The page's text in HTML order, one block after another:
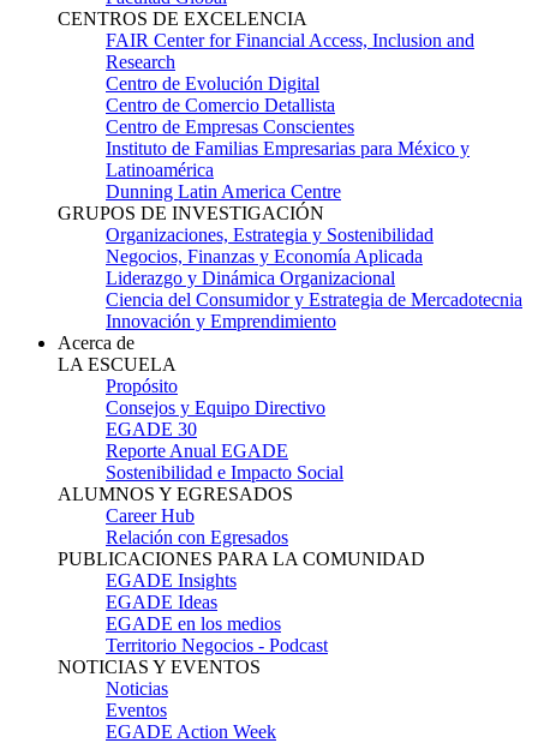
CENTROS DE EXCELENCIA
FAIR Center for Financial Access, Inclusion and
Research
Centro de Evolución Digital
Centro de Comercio Detallista
Centro de Empresas Conscientes
Instituto de Familias Empresarias para México y
Latinoamérica
Dunning Latin America Centre
GRUPOS DE INVESTIGACIÓN
Organizaciones, Estrategia y Sostenibilidad
Negocios, Finanzas y Economía Aplicada
Liderazgo y Dinámica Organizacional
Ciencia del Consumidor y Estrategia de Mercadotecnia
Innovación y Emprendimiento
Acerca de
LA ESCUELA
Propósito
Consejos y Equipo Directivo
EGADE 30
Reporte Anual EGADE
Sostenibilidad e Impacto Social
ALUMNOS Y EGRESADOS
Career Hub
Relación con Egresados
PUBLICACIONES PARA LA COMUNIDAD
EGADE Insights
EGADE Ideas
EGADE en los medios
Territorio Negocios - Podcast
NOTICIAS Y EVENTOS
Noticias
Eventos
EGADE Action Week